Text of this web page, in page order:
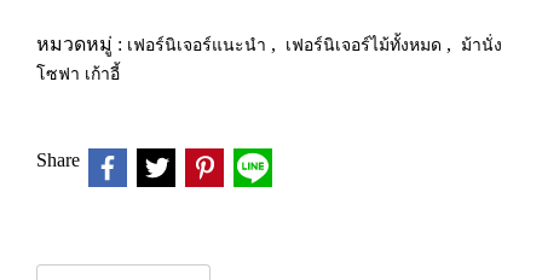
หมวดหมู่ : เฟอร์นิเจอร์แนะนำ , เฟอร์นิเจอร์ไม้ทั้งหมด , ม้านั่ง
โซฟา เก้าอี้
Share